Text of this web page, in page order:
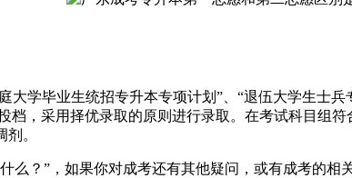
大学毕业生统招专升本专项计划”、“退伍大学生士
档，采用择优录取的原则进行录取。在考试科目组
。
么？”，如果你对成考还有其他疑问，或有成考的